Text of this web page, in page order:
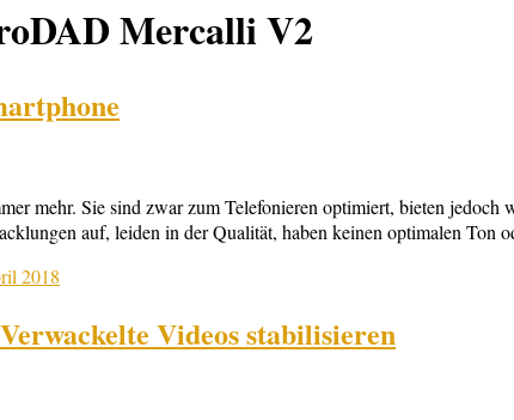
Mercalli V2
mehr. Sie sind zwar zum Telefonieren optimiert, bieten
auf, leiden in der Qualität, haben keinen optimalen Ton
2018
Videos stabilisieren